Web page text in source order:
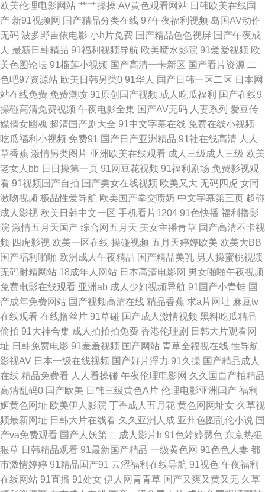
影院 91页免费视频 高清午夜福利影院 久草视频资源站 日本女人自淫 91白丝
尤物 超碰人摸 久久精品传媒视频 日本小a网站 亚洲毛片网站 91视频线上网
站 超碰97干 国内自拍AV一区 美女内射白浆 日韩欧美大片 69草逼网 俺去啦
AV官方 国产男女操逼视频 青草网址 香蕉网av 97资源网色色 国产成人后入
久久福利大香蕉 91国产首业 老湿机午夜网 五月花社区影院 超碰97人免费 老
司机色色 香蕉视频下载污 高清在线观看av 欧美啊啊啊 亚洲AV性爱网 91自
摸 国产精品区你懂的 人人变态另类av 伊人大香蕉伊人 AV黄色无码专区 国产
17页 伦理片三级伦理 天天操天天碰 91www豆花 俺去啦俺去操 超碰福利97
午夜福利网成人 www国产com 另类专区亚洲 亚洲97综合 av天堂强奸 国产
精品片 蜜桃福利影院 亚洲变态制服另类 俺来也色精工厂 狼人综合婷婷五月
日韩影音 97涩涩资源总站 国产黑丝嘿咻 欧美色AB 亚洲超碰在线 肏屄精品
大全 久久伊人免费国产 三级国产在线观看 97操逼网 激情内射网站 日韩啪啪
导航 91tv蜜桃 浮力影院草 男人女人成人超碰 午夜剧场A片 成人91看片 免费
成人福利 伊人网玖玖久 国产乱子伦Www 青娱乐91毛片 在线免费观看AV 爱
豆传媒AV 黄色A片网 日本女V素人妻 亚洲一二三 俺来也俺去也啪啪 麻豆传
媟精选集 无码午夜福利电影 超碰人妻福利院 日本色播 97超碰大香蕉 加勒比
操逼 日韩人妻花 91视频资源站 福利社八区九区 人人操网址大全 91天堂
欧美伦理电影网站 艹艹操操 AV黄色观看网站 日韩欧美在线国
产 新91视频网 国产精品分类在线 97午夜福利视频 岛国AV动作
无码 波多野吉依电影 小h片免费 国产精品色色视屏 国产午夜成
人 最新日韩精品 91福利视频导航 欧美喷水影院 91爱爱视频 欧
美色图论坛 91榴莲小视频 国产高清一卡新区 国产看片资源 二
色吧97资源站 欧美日韩另类0 91华人 国产日韩一区二区 日本网
站在线免费 免费潮喷 91原创国产视频 成人吃瓜福利 国产在线9
操碰高清免费视频 午夜电影全集 国产AV无码 人妻系列 爱豆传
媒倩女幽魂 超清国产剧大全 91中文字幕在线 免费在线小视频
吃瓜福利小视频 免费91 国产日产亚洲精品 91社在线高清 人人
草香蕉 激情另类图片 亚洲欧美在线观看 成人三级成人三级 欧美
老女人bb 日日操第一页 91网豆花视频 91福利剧场 免费影视观
看 91视频国产自拍 国产美女在线视频 欧美又大 无码四虎 女同
激吻视频 极品性爱导航 欧美国产拳交喷奶 中文字幕第三页 超碰
成人影视 欧美日韩中文一区 手机看片1204 91色快播 福利撸影
院 激情五月天国产 综合网五月天 美女主播青草 国产高清不卡视
频 四虎影视 欧美一区在线 操碰视频 五月天婷婷欧美 欧美大BB
国产福利啪啪 欧洲成人午夜精品 国产精品美乳 男人操蜜桃视频
无码射精网站 18成年人网站 日本高清电影网 男女啪啪午夜视频
免费电影在线观看 亚洲ab 成人少妇视频导航 91国产小青蛙 国
产成年免费网站 国产视频高清在线 精品香蕉 求a片网址 麻豆tv
在线观看 在线撸丝片 91草碰 国产成人激情视频 黑料吃瓜精品
偷拍 91大神合集 成人拍拍拍免费 香港伦理剧 日韩大片观看网
址 日韩免费电影 91羞羞视频 国产网站 青草全福视在线 性导航
影视AV 日本一级在线视频 国产好片浮力 91久操 国产精品成人
在线 精品免费看 人人看操碰 午夜伦理电影网 久久国自产拍精品
高清乱码0 国产欧美 日韩三级黄色A片 伦理电影亚洲国产 福利
姬黄色网址 欧美伊人影院 丁香成人五月花 黄色网网址女 久草视
频最新网址 日韩大片在线看 久久亚洲人成 亚州色图乱伦小说 国
产va免费观看 国产人妖第二 成人影片h 91色婷婷瑟色 东京热狠
狠草 日韩精品观看 91最新国产精品 一级黄色网 91色色人妻 都
市激情婷婷 91精品国产91 云涩福利在线导航 91视色 午夜福利
在线网站 91直播 91处女 伊人网青青草 国产又爽又黄又无 久草